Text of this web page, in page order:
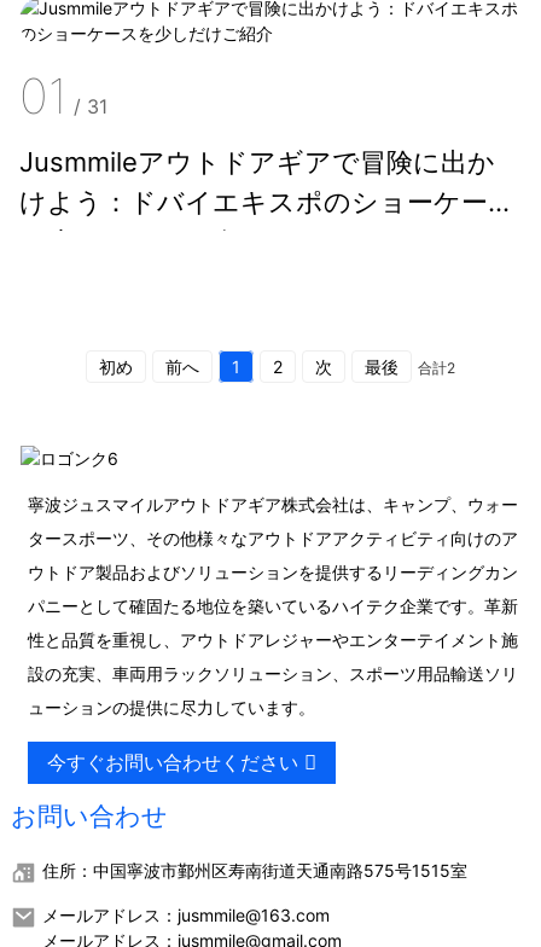
01 / 31
Jusmmileアウトドアギアで冒険に出か
けよう：ドバイエキスポのショーケース
初め 前へ 1 2 次 最後 合計2
寧波ジュスマイルアウトドアギア株式会社は、キャンプ、ウォー
タースポーツ、その他様々なアウトドアアクティビティ向けのア
ウトドア製品およびソリューションを提供するリーディングカン
パニーとして確固たる地位を築いているハイテク企業です。革新
性と品質を重視し、アウトドアレジャーやエンターテイメント施
設の充実、車両用ラックソリューション、スポーツ用品輸送ソリ
ューションの提供に尽力しています。
今すぐお問い合わせください
お問い合わせ
住所：中国寧波市鄞州区寿南街道天通南路575号1515室
メールアドレス：jusmmile@163.com
メールアドレス：jusmmile@gmail.com